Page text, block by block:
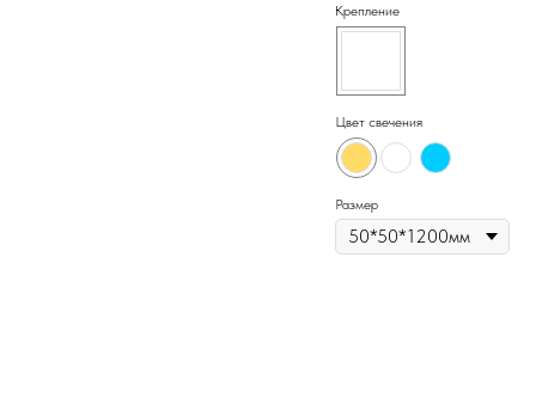
Крепление
Цвет свечения
Размер